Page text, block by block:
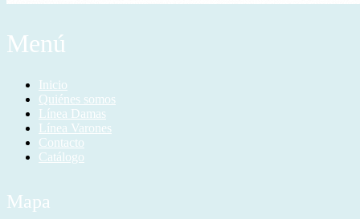
Menú
Inicio
Quiénes somos
Línea Damas
Línea Varones
Contacto
Catálogo
Mapa